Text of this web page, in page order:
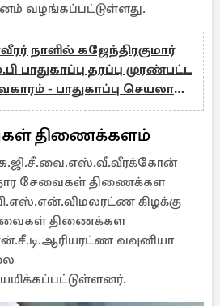
வழங்கப்பட்டுள்ளது.
நாளில் கஜேந்திரகுமார்
பாதுகாப்பு தரப்பு முரண்பட்ட
- பாதுகாப்பு செயலாளர்
திணைக்களம்
சேவைகள் திணைக்கள
கிழக்கு
திணைக்கள
வவுனியா